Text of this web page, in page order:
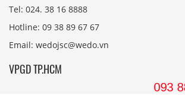
Tel: 024. 38 16 8888
Hotline: 09 38 89 67 67
Email: wedojsc@wedo.vn
VPGD TP.HCM